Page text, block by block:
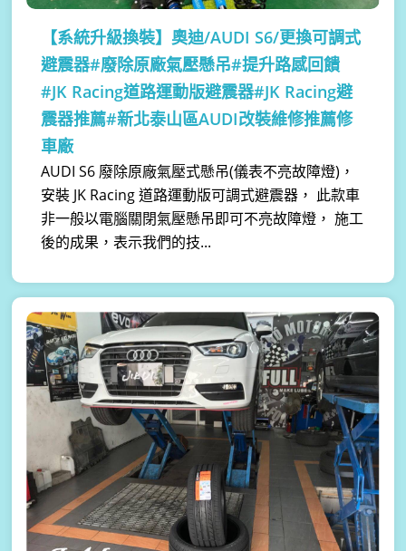
【系統升級換裝】奧迪/AUDI S6/更換可調式
避震器#廢除原廠氣壓懸吊#提升路感回饋
#JK Racing道路運動版避震器#JK Racing避
震器推薦#新北泰山區AUDI改裝維修推薦修
車廠
AUDI S6 廢除原廠氣壓式懸吊(儀表不亮故障燈)，
安裝 JK Racing 道路運動版可調式避震器， 此款車
非一般以電腦關閉氣壓懸吊即可不亮故障燈， 施工
後的成果，表示我們的技...